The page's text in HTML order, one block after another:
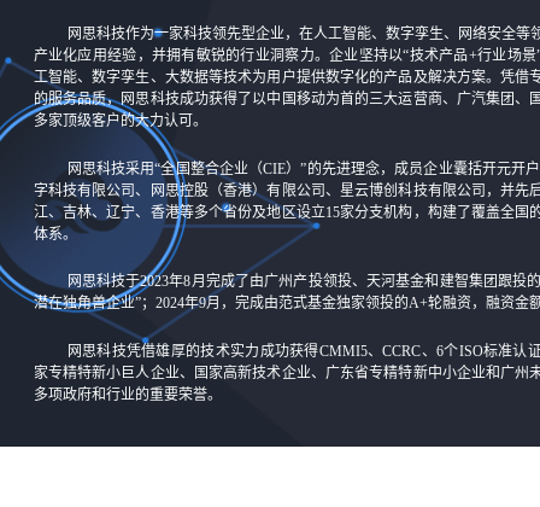
网思科技作为一家科技领先型企业，在人工智能、数字孪生、网络安全等
产业化应用经验，并拥有敏锐的行业洞察力。企业坚持以“技术产品+行业场
工智能、数字孪生、大数据等技术为用户提供数字化的产品及解决方案。凭借
的服务品质，网思科技成功获得了以中国移动为首的三大运营商、广汽集团、
多家顶级客户的大力认可。
网思科技采用“全国整合企业（CIE）”的先进理念，成员企业囊括开元开
字科技有限公司、网思控股（香港）有限公司、星云博创科技有限公司，并先
江、吉林、辽宁、香港等多个省份及地区设立15家分支机构，构建了覆盖全国
体系。
网思科技于2023年8月完成了由广州产投领投、天河基金和建智集团跟投
潜在独角兽企业”；2024年9月，完成由范式基金独家领投的A+轮融资，融资金
网思科技凭借雄厚的技术实力成功获得CMMI5、CCRC、6个ISO标准认
家专精特新小巨人企业、国家高新技术企业、广东省专精特新中小企业和广州
多项政府和行业的重要荣誉。